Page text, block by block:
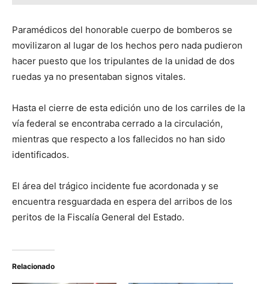
Paramédicos del honorable cuerpo de bomberos se
movilizaron al lugar de los hechos pero nada pudieron
hacer puesto que los tripulantes de la unidad de dos
ruedas ya no presentaban signos vitales.
Hasta el cierre de esta edición uno de los carriles de la
vía federal se encontraba cerrado a la circulación,
mientras que respecto a los fallecidos no han sido
identificados.
El área del trágico incidente fue acordonada y se
encuentra resguardada en espera del arribos de los
peritos de la Fiscalía General del Estado.
Relacionado